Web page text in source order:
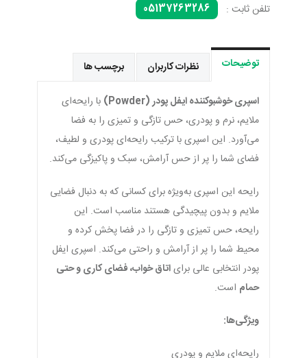
تلفن ثابت :
05137263286
توضیحات نظرات کاربران برچسب ها
اسپری خوشبوکننده ایفل پودر (Powder)
با رایحه‌ای
ملایم، نرم و پودری، حس تازگی و تمیزی را به فضا
می‌آورد. این اسپری با ترکیب رایحه‌ای پودری و لطیف،
فضای شما را پر از حس آرامش، سبک و پاکیزگی می‌کند.
رایحه این اسپری به‌ویژه برای کسانی که به دنبال فضایی
ملایم و بدون پیچیدگی هستند مناسب است. این
رایحه، حس تمیزی و تازگی را در فضا پخش کرده و
محیط شما را پر از آرامش و راحتی می‌کند. اسپری ایفل
پودر انتخابی عالی برایاتاق خواب، فضای کاری و حتی
حمام است.
ویژگی‌ها:
رایحه‌ای ملایم و پودری